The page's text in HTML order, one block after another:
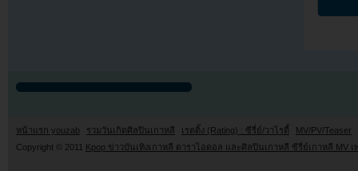
หน้าแรก youzab รวมวันเกิดศิลปินเกาหลี เรตติ้ง (Rating) : ซีรี่ย์/วาไรตี้
MV/PV/Teaser
Copyright © 2011 Kpop ข่าวบันเทิงเกาหลี ดาราไอดอล และศิลปินเกาหลี ซีรี่ย์เกาหลี MV